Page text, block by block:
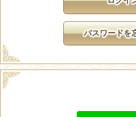
パスワードを